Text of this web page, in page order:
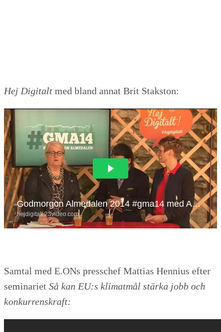
Hej Digitalt med bland annat Brit Stakston:
Samtal med E.ONs presschef Mattias Hennius efter
seminariet Så kan EU:s klimatmål stärka jobb och
konkurrenskraft: